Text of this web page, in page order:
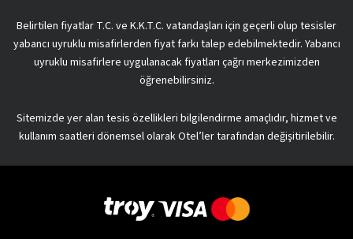
Belirtilen fiyatlar T.C. ve K.K.T.C. vatandaşları için geçerli olup tesisler
yabancı uyruklu misafirlerden fiyat farkı talep edebilmektedir. Yabancı
uyruklu misafirlere uygulanacak fiyatları çağrı merkezimizden
öğrenebilirsiniz.
Sitemizde yer alan tesis özellikleri bilgilendirme amaçlıdır, hizmet ve
kullanım saatleri dönemsel olarak Otel’ler tarafından değişitirilebilir.